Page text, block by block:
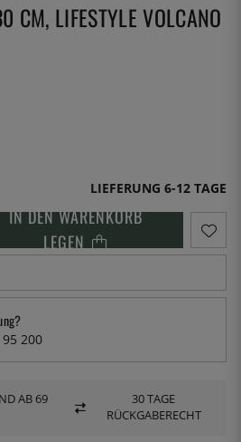
CM, LIFESTYLE VOLCANO
LIEFERUNG 6-12 TAGE
IN DEN WARENKORB
LEGEN
200
AB 69
30 TAGE
RÜCKGABERECHT